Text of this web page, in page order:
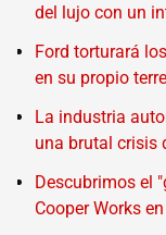
del lujo con un
Ford torturará
en su propio
La industria
una brutal crisis
Descubrimos el
Cooper Works